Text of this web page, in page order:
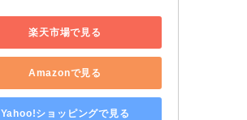
楽天市場で見る
Amazonで見る
Yahoo!ショッピングで見る